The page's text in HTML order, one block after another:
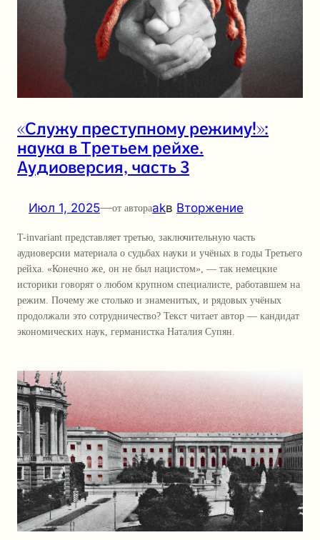
«Служу преступному режиму!»:
наука в Третьем рейхе.
Аудиоверсия, часть 3
Июл 1, 2025—от автораakв Вторжение
T-invariant представляет третью, заключительную часть
аудиоверсии материала о судьбах науки и учёных в годы Третьего
рейха. «Конечно же, он не был нацистом», — так немецкие
историки говорят о любом крупном специалисте, работавшем на
режим. Почему же столько и знаменитых, и рядовых учёных
продолжали это сотрудничество? Текст читает автор — кандидат
экономических наук, германистка Наталия Супян.